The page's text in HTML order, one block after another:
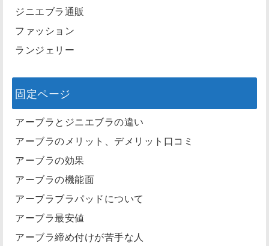
ジニエブラ通販
ファッション
ランジェリー
固定ページ
アーブラとジニエブラの違い
アーブラのメリット、デメリット口コミ
アーブラの効果
アーブラの機能面
アーブラブラパッドについて
アーブラ最安値
アーブラ締め付けが苦手な人